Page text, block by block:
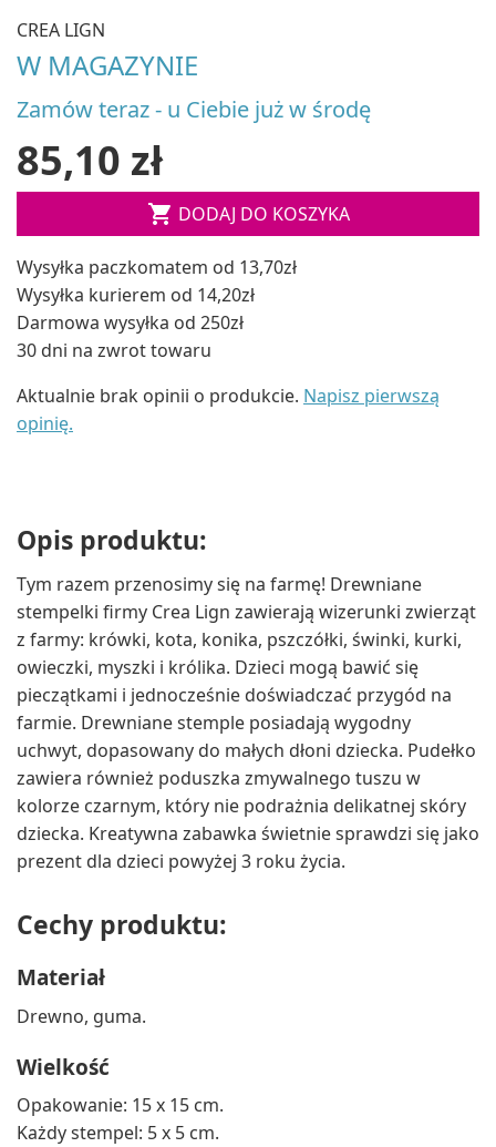
CREA LIGN
W MAGAZYNIE
Zamów teraz - u Ciebie już w środę
85,10 zł
 DODAJ DO KOSZYKA
Wysyłka paczkomatem od 13,70zł
Wysyłka kurierem od 14,20zł
Darmowa wysyłka od 250zł
30 dni na zwrot towaru
Aktualnie brak opinii o produkcie. Napisz pierwszą
opinię.
Opis produktu:
Tym razem przenosimy się na farmę! Drewniane
stempelki firmy Crea Lign zawierają wizerunki zwierząt
z farmy: krówki, kota, konika, pszczółki, świnki, kurki,
owieczki, myszki i królika. Dzieci mogą bawić się
pieczątkami i jednocześnie doświadczać przygód na
farmie. Drewniane stemple posiadają wygodny
uchwyt, dopasowany do małych dłoni dziecka. Pudełko
zawiera również poduszka zmywalnego tuszu w
kolorze czarnym, który nie podrażnia delikatnej skóry
dziecka. Kreatywna zabawka świetnie sprawdzi się jako
prezent dla dzieci powyżej 3 roku życia.
Cechy produktu:
Materiał
Drewno, guma.
Wielkość
Opakowanie: 15 x 15 cm.
Każdy stempel: 5 x 5 cm.